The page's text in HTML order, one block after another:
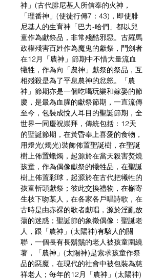
神」(古代腓尼基人所信奉的火神，
「理番神」(使徒行傳7：43)，即使腓
尼基人的生育神「巴力-哈們」都以兒
童作為獻祭品，非常殘酷邪惡。古羅馬
政權殘害百姓作為魔鬼的獻祭，鬥劍者
在12月「農神」節期中不惜大量流血
犧牲，作為向「農神」獻祭的祭品，互
相殘殺是為了平息農神的忿怒。「農
神」節期亦是一個吃喝玩樂和嫁娶的節
慶，是最為血腥的獻祭節期，一直流傳
至今，包裝成悅人耳目的聖誕節期，全
世界一同慶祝崇拜，傳統包括：12天
的聖誕節期，在黃昏奉上喜愛的食物，
用燈光(燭光)裝飾佈置聖誕樹，在聖誕
樹上佈置蠟燭，起源於在當天殺害焚燒
孩童，作為偶像獻祭的犧牲品，在聖誕
樹上佈置彩球，起源於在古代把犧牲的
孩童斬頭獻祭；彼此交換禮物，在槲寄
生枝下吻某人，在各家各戶唱詩歌，在
古時是由赤裸的歌者獻唱，源於淫亂放
蕩的迷惑；聖誕節的象徵偶像：聖誕老
人，跟「農神」(太陽神)有駭人的關
聯，一個長有長鬍鬚的老人被孩童圍繞
著，「農神」(太陽神)是索求孩童作祭
品的惡魔，在現代的社會中被包裝為慈
祥老人；每年的12月「農神」(太陽神)